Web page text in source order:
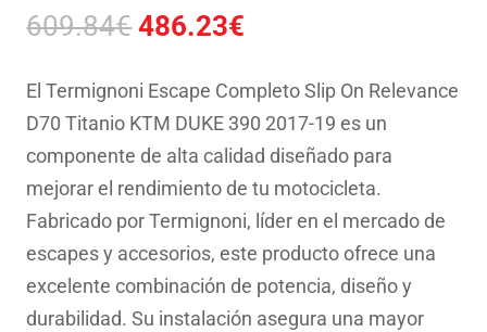
609.84€El
original
era:
609.84€.
486.23€
actual
es:
486.23€.
El Termignoni Escape Completo Slip On Relevance
D70 Titanio KTM DUKE 390 2017-19 es un
componente de alta calidad diseñado para
mejorar el rendimiento de tu motocicleta.
Fabricado por Termignoni, líder en el mercado de
escapes y accesorios, este producto ofrece una
excelente combinación de potencia, diseño y
durabilidad. Su instalación asegura una mayor